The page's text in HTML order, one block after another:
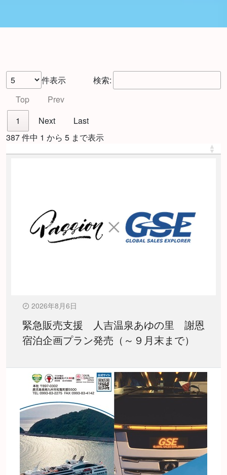
件表示
検索:
Top
Prev
1
Next
Last
387 件中 1 から 5 まで表示
2026年8月6日
緊急販売支援 人吉温泉あゆの里 謝恩
宿泊企画プラン発売（～９月末まで）